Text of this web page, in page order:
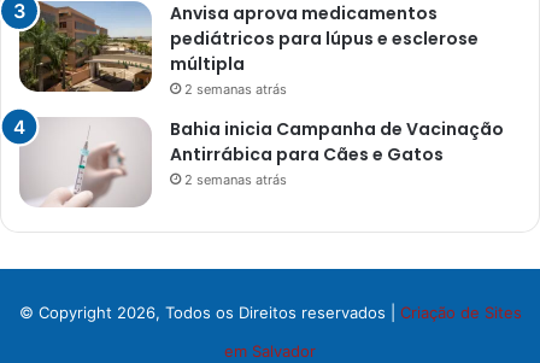
Anvisa aprova medicamentos
pediátricos para lúpus e esclerose
múltipla
2 semanas atrás
Bahia inicia Campanha de Vacinação
Antirrábica para Cães e Gatos
2 semanas atrás
© Copyright 2026, Todos os Direitos reservados | Criação de Sites
em Salvador